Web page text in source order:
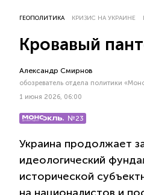
ГЕОПОЛИТИКА КРИЗИС НА УКРАИНЕ
Кровавый
Александр Смирнов
обозреватель отдела политики
1 июня 2026, 06:00
№23
Украина продолжает
идеологический
исторической